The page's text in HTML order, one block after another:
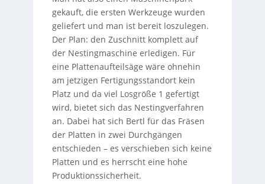
gekauft, die ersten Werkzeuge wurden
geliefert und man ist bereit loszulegen.
Der Plan: den Zuschnitt komplett auf
der Nestingmaschine erledigen. Für
eine Plattenaufteilsäge wäre ohnehin
am jetzigen Fertigungsstandort kein
Platz und da viel Losgröße 1 gefertigt
wird, bietet sich das Nestingverfahren
an. Dabei hat sich Bertl für das Fräsen
der Platten in zwei Durchgängen
entschieden – es verschieben sich keine
Platten und es herrscht eine hohe
Produktionssicherheit.